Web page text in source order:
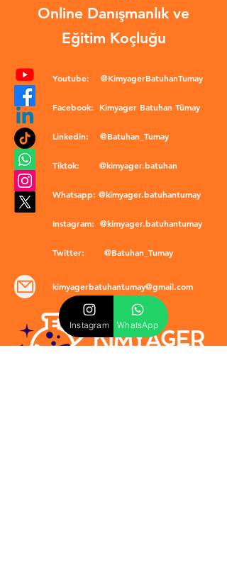
Online Danışmanlık ve
Eğitim Koçluğu
Youtube: @KimyagerBatuhanTumay
Facebook: Kimyager Batuhan Tümay
Linkedin: @Batuhan_Tumay
Tiktok: @kimyager.batuhan
Whatsapp: @kimyager.batuhantumay
Instagram: @kimyager.batuhantumay
Twitter: @Batuhan_Tumay
kimyagerbatuhantumay@gmail.com
Instagram WhatsApp